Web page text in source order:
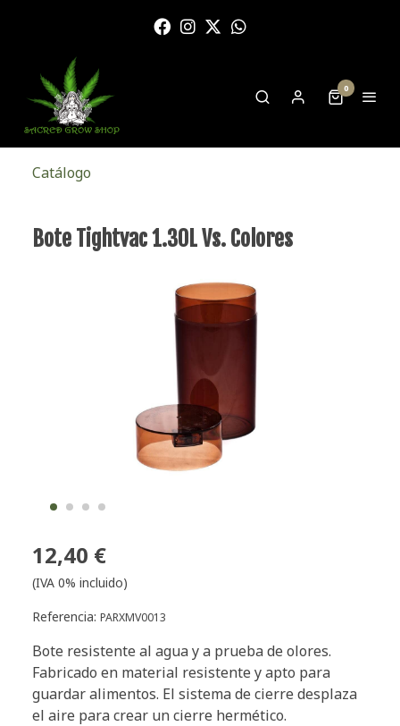
0
Catálogo
Bote Tightvac 1.30L Vs. Colores
12,40 €
(IVA 0% incluido)
Referencia: PARXMV0013
Bote resistente al agua y a prueba de olores.
Fabricado en material resistente y apto para
guardar alimentos. El sistema de cierre desplaza
el aire para crear un cierre hermético.